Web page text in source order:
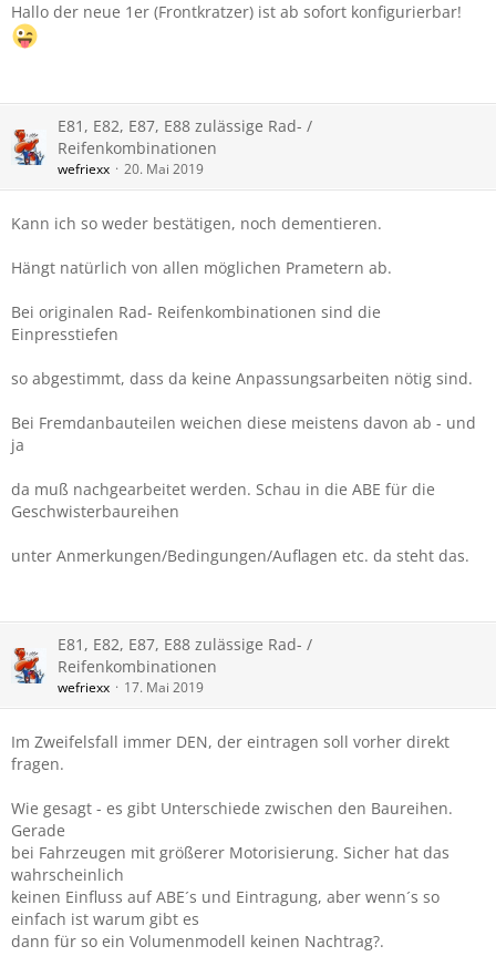
Hallo der neue 1er (Frontkratzer) ist ab sofort konfigurierbar!
E81, E82, E87, E88 zulässige Rad- /
Reifenkombinationen
wefriexx 20. Mai 2019
Kann ich so weder bestätigen, noch dementieren.
Hängt natürlich von allen möglichen Prametern ab.
Bei originalen Rad- Reifenkombinationen sind die
Einpresstiefen
so abgestimmt, dass da keine Anpassungsarbeiten nötig sind.
Bei Fremdanbauteilen weichen diese meistens davon ab - und
ja
da muß nachgearbeitet werden. Schau in die ABE für die
Geschwisterbaureihen
unter Anmerkungen/Bedingungen/Auflagen etc. da steht das.
E81, E82, E87, E88 zulässige Rad- /
Reifenkombinationen
wefriexx 17. Mai 2019
Im Zweifelsfall immer DEN, der eintragen soll vorher direkt
fragen.
Wie gesagt - es gibt Unterschiede zwischen den Baureihen.
Gerade
bei Fahrzeugen mit größerer Motorisierung. Sicher hat das
wahrscheinlich
keinen Einfluss auf ABE´s und Eintragung, aber wenn´s so
einfach ist warum gibt es
dann für so ein Volumenmodell keinen Nachtrag?.